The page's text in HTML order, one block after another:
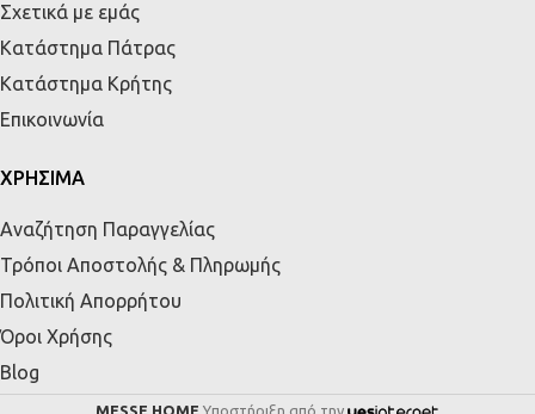
Σχετικά με εμάς
Κατάστημα Πάτρας
Κατάστημα Κρήτης
Επικοινωνία
ΧΡΗΣΙΜΑ
Αναζήτηση Παραγγελίας
Τρόποι Αποστολής & Πληρωμής
Πολιτική Απορρήτου
Όροι Χρήσης
Blog